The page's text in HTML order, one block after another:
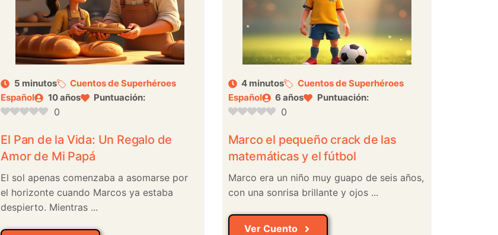
5 minutos
Cuentos de Superhéroes
Español
10 años Puntuación:
0
El Pan de la Vida: Un Regalo de
Amor de Mi Papá
El sol apenas comenzaba a asomarse por
el horizonte cuando Marcos ya estaba
despierto. Mientras ...
4 minutos
Cuentos de Superhéroes
Español
6 años Puntuación:
0
Marco el pequeño crack de las
matemáticas y el fútbol
Marco era un niño muy guapo de seis años,
con una sonrisa brillante y ojos ...
Ver Cuento